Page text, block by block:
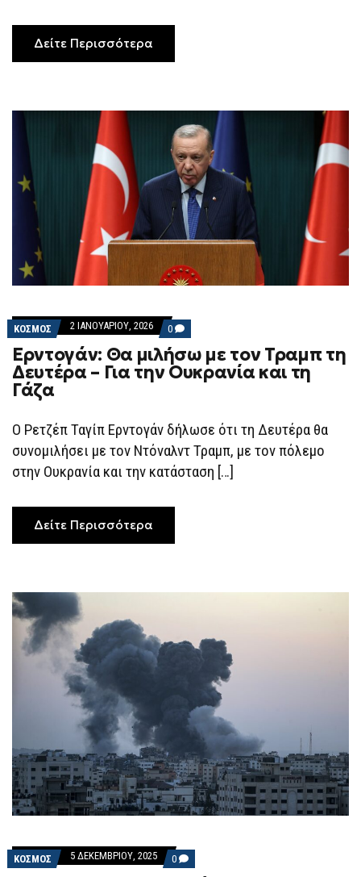
Δείτε Περισσότερα
ΚΟΣΜΟΣ 2 ΙΑΝΟΥΑΡΊΟΥ, 2026 0 COMMENTS
ON
ΕΡΝΤΟΓΆΝ:
ΘΑ
ΜΙΛΉΣΩ
ΤΗ
ΔΕΥΤΈΡΑ
–
ΤΗΝ
ΤΗ
Ερντογάν: Θα μιλήσω με τον Τραμπ τη
Δευτέρα – Για την Ουκρανία και τη
Γάζα
Ο Ρετζέπ Ταγίπ Ερντογάν δήλωσε ότι τη Δευτέρα θα
συνομιλήσει με τον Ντόναλντ Τραμπ, με τον πόλεμο
στην Ουκρανία και την κατάσταση […]
Δείτε Περισσότερα
ΚΟΣΜΟΣ 5 ΔΕΚΕΜΒΡΊΟΥ, 2025 0 COMMENTS
ON